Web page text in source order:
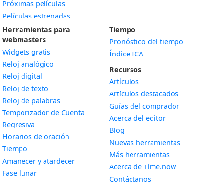
Próximas películas
Películas estrenadas
Herramientas para
webmasters
Widgets gratis
Reloj analógico
Reloj digital
Reloj de texto
Reloj de palabras
Temporizador de Cuenta
Regresiva
Horarios de oración
Tiempo
Amanecer y atardecerWidget
Fase lunarWidget
Tiempo
Pronóstico del tiempo
Índice ICA
Recursos
Artículos
Artículos destacados
Guías del comprador
Acerca del editor
Blog
Nuevas herramientas
Más herramientas
Acerca de Time.now
Contáctanos